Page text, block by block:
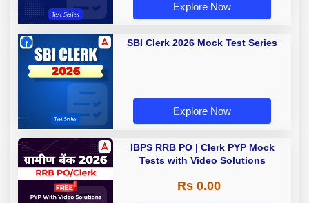
Explore Now
SBI Clerk 2026 Mock Test Series
Explore Now
IBPS RRB PO | Clerk PYP Mock
Tests with Video Solutions
Rs 0.00